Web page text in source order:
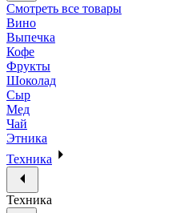
Смотреть все товары
Вино
Выпечка
Кофе
Фрукты
Шоколад
Сыр
Мед
Чай
Этника
Техника
Техника